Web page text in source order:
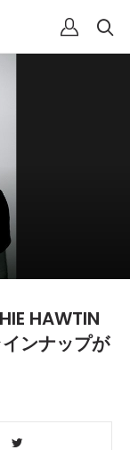
HAWTIN
ンナップが